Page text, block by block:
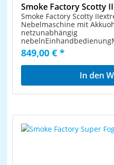
Smoke Factory Scotty II
Smoke Factory Scotty
Nebelmaschine mit
netzunabhängig
möglich400 WattBatterie/
nur 1 Sekundebis zu
BatterieNebelzeit mit
Dauernebeln oder 150
SekundenAuslösung durch
849,00 € *
In den